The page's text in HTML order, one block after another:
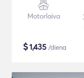
Motorlaiva
$1,435 /diena